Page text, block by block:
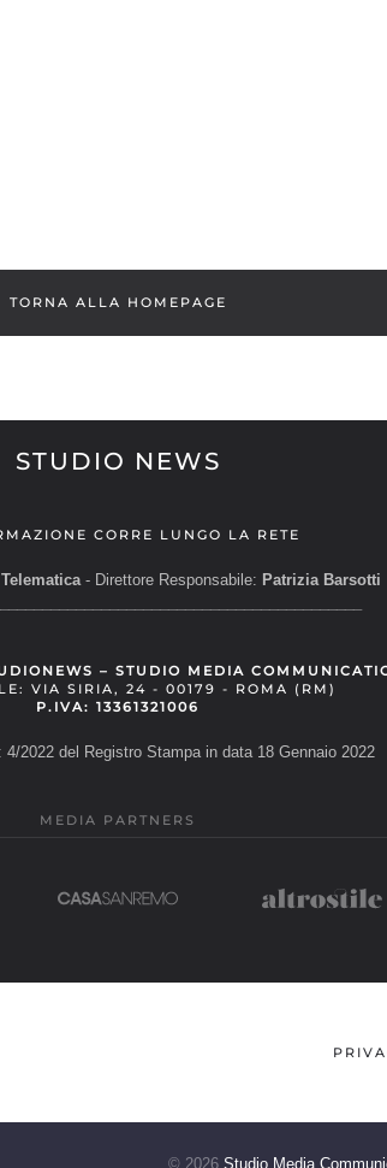
TORNA ALLA HOMEPAGE
STUDIO NEWS
CORRE LUNGO LA RETE
- Direttore Responsabile: Patrizia Barsotti
– STUDIO MEDIA
VIA SIRIA, 24 - 00179 - ROMA (RM)
P.IVA: 13361321006
4/2022 del Registro Stampa in data 18 Gennaio 2022
MEDIA PARTNERS
© 2026 Studio Media